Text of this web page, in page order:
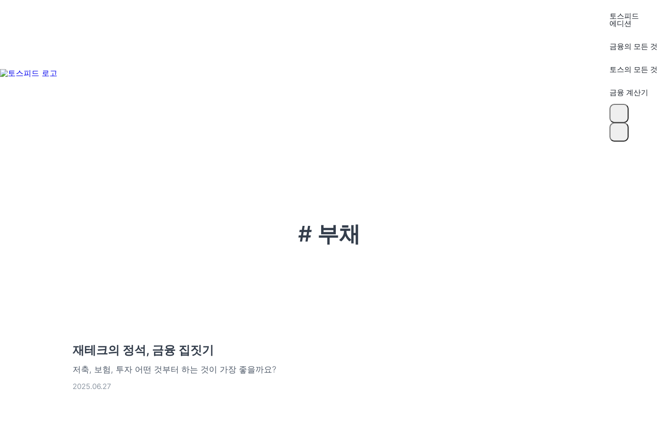
토스피드
에디션
금융의 모든 것
토스의 모든 것
금융 계산기
# 부채
재테크의 정석, 금융 집짓기
저축, 보험, 투자 어떤 것부터 하는 것이 가장 좋을까요?
2025.06.27